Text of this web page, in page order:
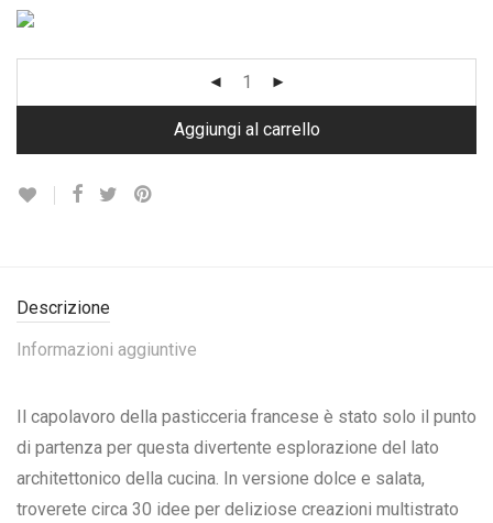
Aggiungi al carrello
Descrizione
Informazioni aggiuntive
Il capolavoro della pasticceria francese è stato solo il punto
di partenza per questa divertente esplorazione del lato
architettonico della cucina. In versione dolce e salata,
troverete circa 30 idee per deliziose creazioni multistrato